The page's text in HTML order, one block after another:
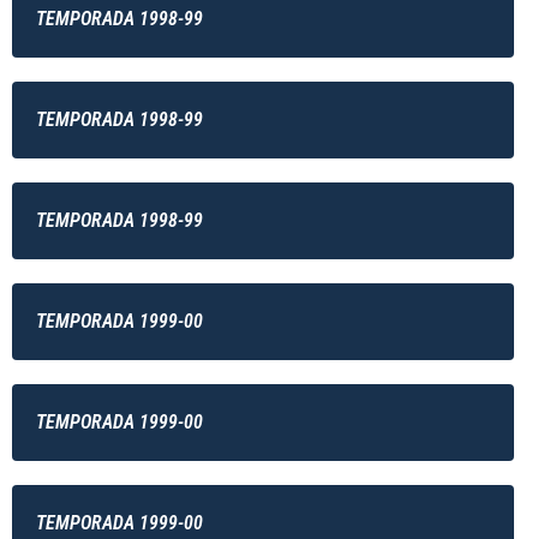
TEMPORADA 1998-99
TEMPORADA 1998-99
TEMPORADA 1998-99
TEMPORADA 1999-00
TEMPORADA 1999-00
TEMPORADA 1999-00